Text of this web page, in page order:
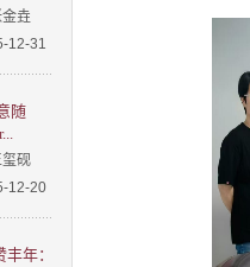
垚
12-31
随
砚
12-20
年：